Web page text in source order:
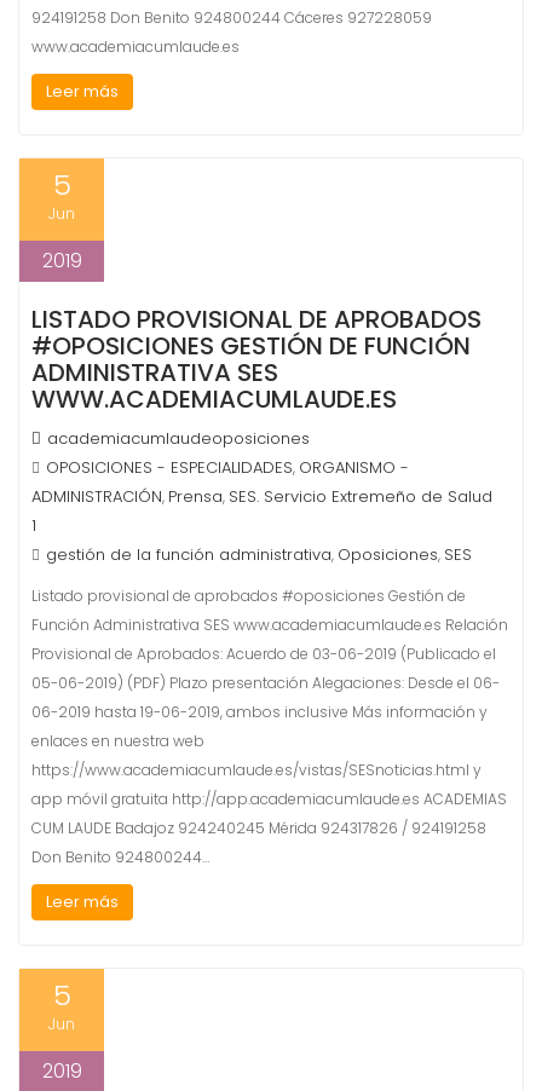
924191258 Don Benito 924800244 Cáceres 927228059
www.academiacumlaude.es
Leer más
5
Jun
2019
LISTADO PROVISIONAL DE APROBADOS
#OPOSICIONES GESTIÓN DE FUNCIÓN
ADMINISTRATIVA SES
WWW.ACADEMIACUMLAUDE.ES
academiacumlaudeoposiciones
OPOSICIONES - ESPECIALIDADES, ORGANISMO -
ADMINISTRACIÓN, Prensa, SES. Servicio Extremeño de Salud
1
gestión de la función administrativa, Oposiciones, SES
Listado provisional de aprobados #oposiciones Gestión de
Función Administrativa SES www.academiacumlaude.es Relación
Provisional de Aprobados: Acuerdo de 03-06-2019 (Publicado el
05-06-2019) (PDF) Plazo presentación Alegaciones: Desde el 06-
06-2019 hasta 19-06-2019, ambos inclusive Más información y
enlaces en nuestra web
https://www.academiacumlaude.es/vistas/SESnoticias.html y
app móvil gratuita http://app.academiacumlaude.es ACADEMIAS
CUM LAUDE Badajoz 924240245 Mérida 924317826 / 924191258
Don Benito 924800244…
Leer más
5
Jun
2019